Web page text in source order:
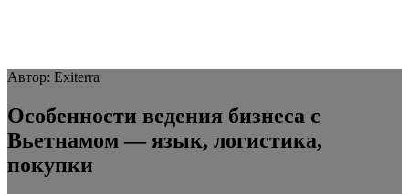
Автор: Exiterra
Особенности ведения бизнеса с
Вьетнамом — язык, логистика,
покупки